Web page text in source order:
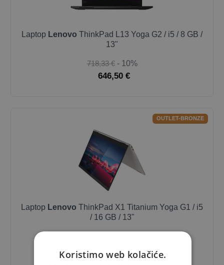
Laptop Lenovo ThinkPad L13 Yoga G2 / i5 / 8 GB /
13"
718,33 € - 10%
646,50 €
OUTLET-BRONZE
Laptop Lenovo ThinkPad X1 Titanium Yoga G1 / i5
/ 16 GB / 13"
1.266,00 €
Koristimo web kolačiće.